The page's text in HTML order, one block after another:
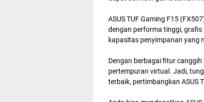
ASUS TUF Gaming F15
dengan performa tinggi, grafis
kapasitas penyimpanan yang
Dengan berbagai fitur
pertempuran virtual. Jadi,
terbaik, pertimbangkan ASUS